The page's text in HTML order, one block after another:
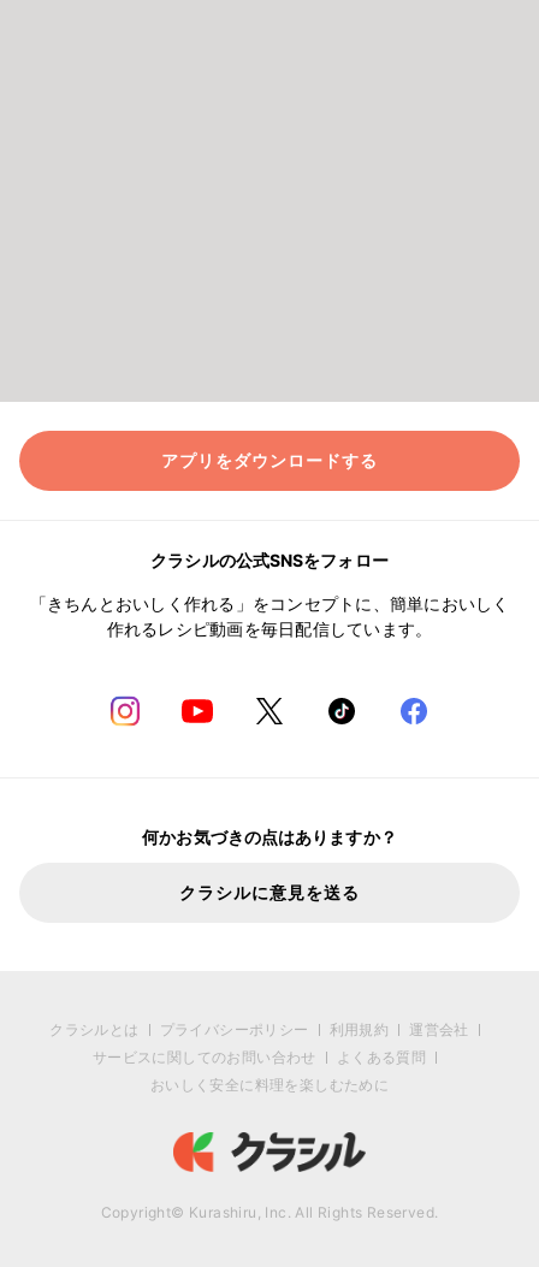
アプリをダウンロードする
クラシルの公式SNSをフォロー
「きちんとおいしく作れる」をコンセプトに、簡単においしく
作れるレシピ動画を毎日配信しています。
何かお気づきの点はありますか？
クラシルに意見を送る
クラシルとは プライバシーポリシー 利用規約
運営会社
サービスに関してのお問い合わせ
よくある質問
おいしく安全に料理を楽しむために
Copyright© Kurashiru, Inc. All Rights Reserved.